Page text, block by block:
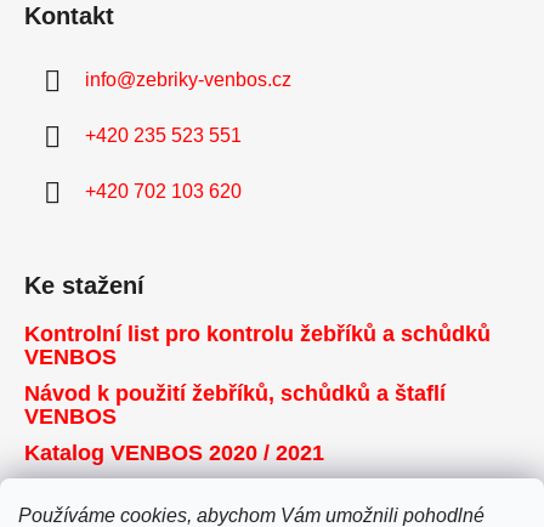
Používáme cookies, abychom Vám umožnili pohodlné
Kontakt
info@zebriky-venbos.cz
+420 235 523 551
+420 702 103 620
Ke stažení
Kontrolní list pro kontrolu žebříků a schůdků
VENBOS
Návod k použití žebříků, schůdků a štaflí
VENBOS
Katalog VENBOS 2020 / 2021